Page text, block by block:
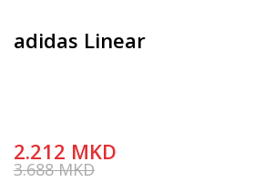
adidas Linear
2.212 MKD
3.688MKD